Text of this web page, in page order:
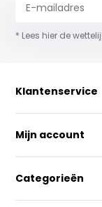
* Lees hier de
Klantenservice
Mijn account
Categorieën